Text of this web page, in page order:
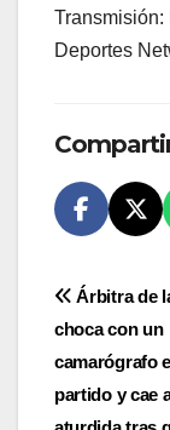
Transmisión:
Deportes
de
Árbitra de
choca con un
camarógrafo
partido y cae